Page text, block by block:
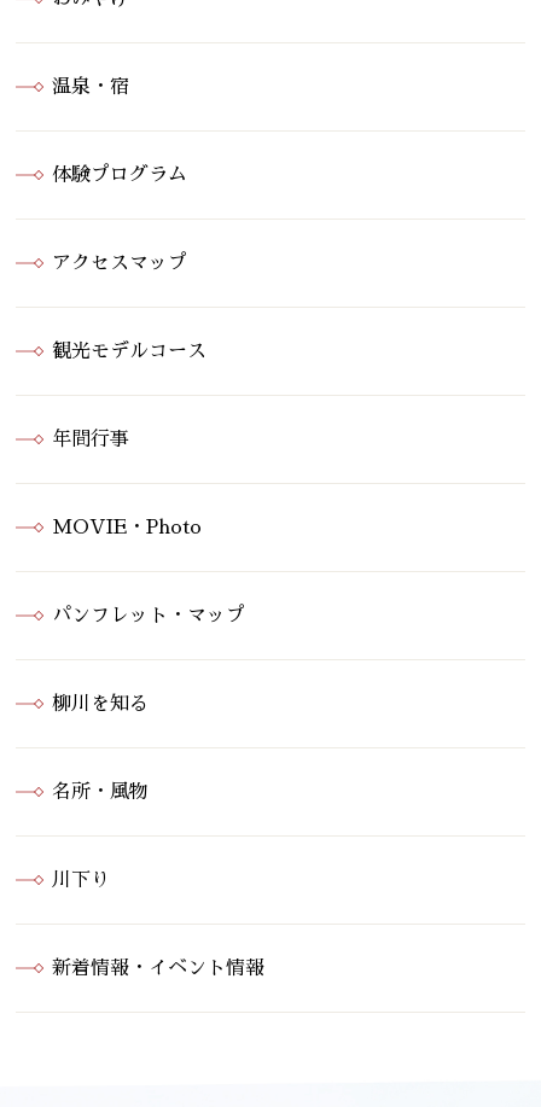
温泉・宿
体験プログラム
アクセスマップ
観光モデルコース
年間行事
MOVIE・Photo
パンフレット・マップ
柳川を知る
名所・風物
川下り
新着情報・イベント情報